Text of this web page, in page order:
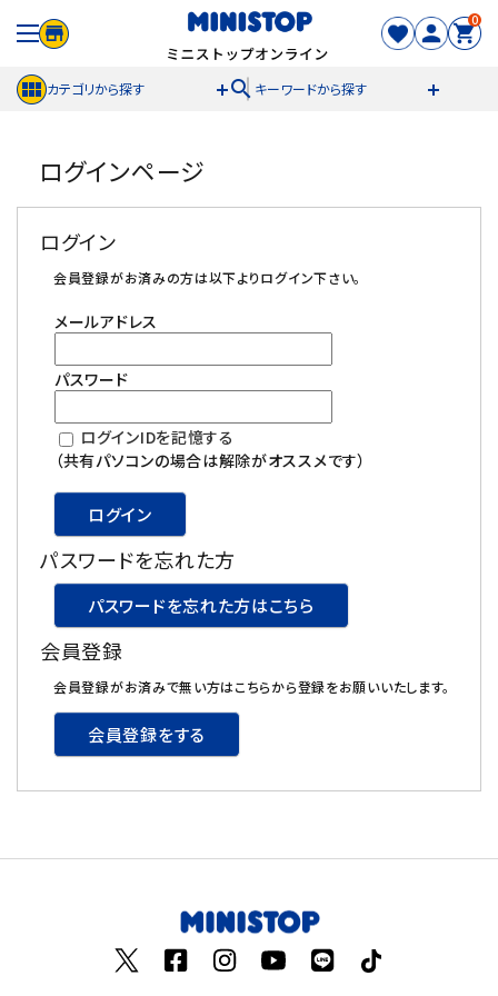
0
カテゴリから探す search キーワードから探す
meeting_room ログイン person 新規登録
セール商品
カテゴリから探す
冷凍食品
スイーツ
お菓子
酒類
日用品
ギフト
ログインページ
ログイン
会員登録がお済みの方は以下よりログイン下さい。
メールアドレス
パスワード
ログインIDを記憶する
（共有パソコンの場合は解除がオススメです）
ログイン
パスワードを忘れた方
パスワードを忘れた方はこちら
会員登録
会員登録がお済みで無い方はこちらから登録をお願いいたします。
会員登録をする